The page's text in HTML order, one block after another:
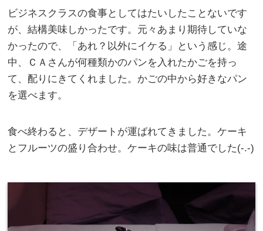
ビジネスクラスの食事としてはたいしたことないです
が、結構美味しかったです。元々あまり期待していな
かったので、「あれ？以外にイケる」という感じ。途
中、ＣＡさんが何種類かのパンを入れたかごを持っ
て、配りにきてくれました。かごの中から好きなパン
を選べます。
食べ終わると、デザートが運ばれてきました。ケーキ
とフルーツの盛り合わせ。ケーキの味は普通でした(-.-)